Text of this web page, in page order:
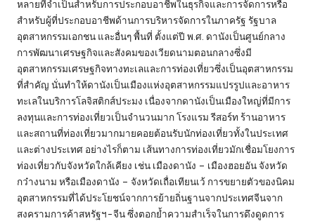
หลายที่จำเป็นสำหรับการประกอบอาชีพในธุรกิจและการจัดการหรือ
สำหรับผู้ที่ประกอบอาชีพด้านการบริหารจัดการในภาครัฐ รัฐบาล
อุตสาหกรรมเอกชน และอื่นๆ พื้นที่ ตั้งแต่ปี พ.ศ. ดานังเป็นศูนย์กลาง
การพัฒนาเศรษฐกิจและสังคมของเวียดนามตอนกลางซึ่งมี
อุตสาหกรรมเศรษฐกิจทางทะเลและการท่องเที่ยวซึ่งเป็นอุตสาหกรรม
ที่สำคัญ นั่นทำให้ดานังเป็นเมืองแห่งอุตสาหกรรมแปรรูปและอาหาร
ทะเลในบริการโลจิสติกส์ประมง เนื่องจากดานังเป็นเมืองใหญ่ที่มีการ
ลงทุนและการท่องเที่ยวเป็นจำนวนมาก โรงแรม รีสอร์ท ร้านอาหาร
และสถานที่ท่องเที่ยวมากมายคอยต้อนรับนักท่องเที่ยวทั้งในประเทศ
และต่างประเทศ อย่างไรก็ตาม เส้นทางการท่องเที่ยวมักเชื่อมโยงการ
ท่องเที่ยวกับจังหวัดใกล้เคียง เช่น เมืองดานัง – เมืองฮอยอัน จังหวัด
กว๋างนาม หรือเมืองดานัง – จังหวัดเถื่อเทียนเว้ การขยายตัวของนิคม
อุตสาหกรรมที่ได้ประโยชน์จากการย้ายถิ่นฐานจากประเทศจีนจาก
สงครามการค้าสหรัฐฯ-จีน ซึ่งตอกย้ำความสำเร็จในการดึงดูดการ